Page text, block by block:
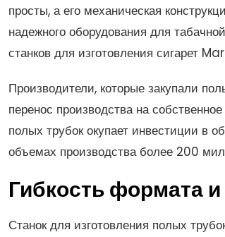
просты, а его механическая
надежного оборудования для
станков для изготовления сигарет
Производители, которые закупали
перенос производства на
полых трубок окупает инвестиции в
объемах производства более 200
Гибкость формата
Станок для изготовления полых